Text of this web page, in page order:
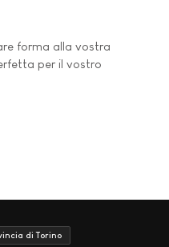
forma alla vostra
per il vostro
di Torino